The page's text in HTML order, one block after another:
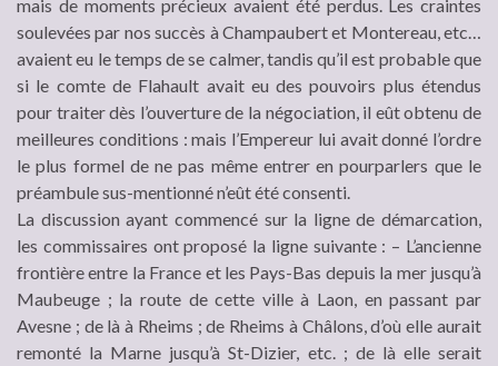
mais de moments précieux avaient été perdus. Les craintes
soulevées par nos succès à Champaubert et Montereau, etc…
avaient eu le temps de se calmer, tandis qu’il est probable que
si le comte de Flahault avait eu des pouvoirs plus étendus
pour traiter dès l’ouverture de la négociation, il eût obtenu de
meilleures conditions : mais l’Empereur lui avait donné l’ordre
le plus formel de ne pas même entrer en pourparlers que le
préambule sus-mentionné n’eût été consenti.
La discussion ayant commencé sur la ligne de démarcation,
les commissaires ont proposé la ligne suivante : – L’ancienne
frontière entre la France et les Pays-Bas depuis la mer jusqu’à
Maubeuge ; la route de cette ville à Laon, en passant par
Avesne ; de là à Rheims ; de Rheims à Châlons, d’où elle aurait
remonté la Marne jusqu’à St-Dizier, etc. ; de là elle serait